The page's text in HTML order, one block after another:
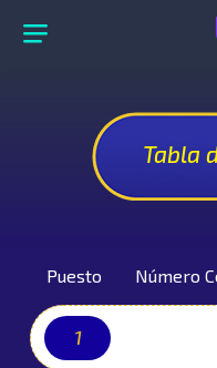
Tabla
Puesto Número
1